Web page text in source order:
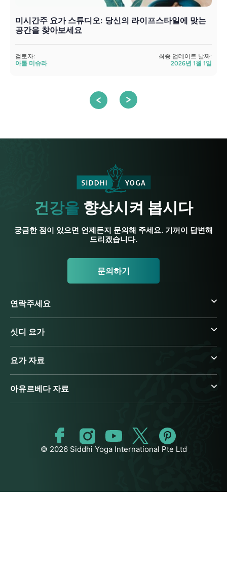
미시간주 요가 스튜디오: 당신의 라이프스타일에 맞는
공간을 찾아보세요
검토자:
아툴 미슈라
최종 업데이트 날짜:
2026년 1월 1일
건강을 향상시켜 봅시다
궁금한 점이 있으면 언제든지 문의해 주세요. 기꺼이 답변해
드리겠습니다.
문의하기
연락주세요
싯디 요가
요가 자료
아유르베다 자료
© 2026 Siddhi Yoga International Pte Ltd